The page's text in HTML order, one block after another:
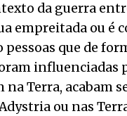
da guerra
empreitada ou é
que de
influenciadas
Terra, acabam
ou nas